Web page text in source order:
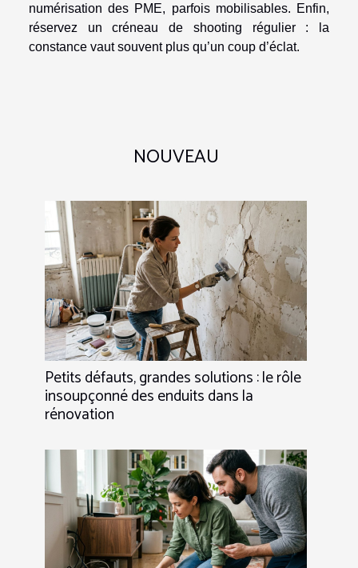
numérisation des PME, parfois mobilisables. Enfin,
réservez un créneau de shooting régulier : la
constance vaut souvent plus qu’un coup d’éclat.
NOUVEAU
Petits défauts, grandes solutions : le rôle
insoupçonné des enduits dans la
rénovation